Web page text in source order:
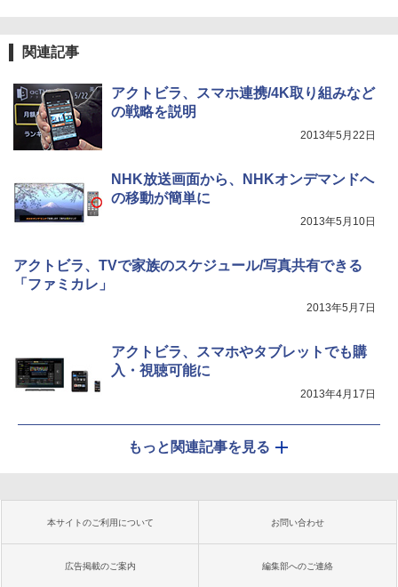
関連記事
アクトビラ、スマホ連携/4K取り組みなど
の戦略を説明
2013年5月22日
NHK放送画面から、NHKオンデマンドへ
の移動が簡単に
2013年5月10日
アクトビラ、TVで家族のスケジュール/写真共有できる
「ファミカレ」
2013年5月7日
アクトビラ、スマホやタブレットでも購
入・視聴可能に
2013年4月17日
もっと関連記事を見る
本サイトのご利用について お問い合わせ
広告掲載のご案内 編集部へのご連絡